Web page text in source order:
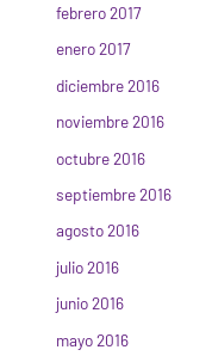
febrero 2017
enero 2017
diciembre 2016
noviembre 2016
octubre 2016
septiembre 2016
agosto 2016
julio 2016
junio 2016
mayo 2016